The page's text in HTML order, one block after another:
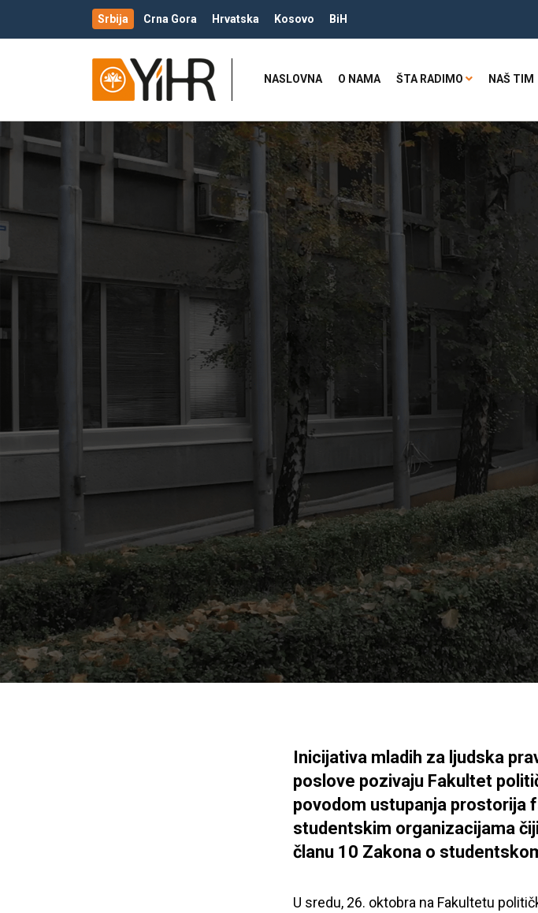
Srbija Crna Gora Hrvatska Kosovo BiH
NASLOVNA O NAMA ŠTA RADIMO NAŠ TIM
Inicijativa mladih za ljudska
poslove pozivaju Fakultet
povodom ustupanja prostorija
studentskim organizacijama
članu 10 Zakona o
U sredu, 26. oktobra na Fakultetu